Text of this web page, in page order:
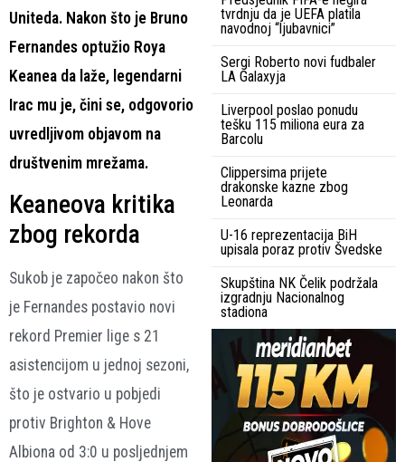
Uniteda. Nakon što je Bruno
Fernandes optužio Roya
Keanea da laže, legendarni
Irac mu je, čini se, odgovorio
uvredljivom objavom na
društvenim mrežama.
Keaneova kritika
zbog rekorda
Sukob je započeo nakon što
je Fernandes postavio novi
rekord Premier lige s 21
asistencijom u jednoj sezoni,
što je ostvario u pobjedi
protiv Brighton & Hove
Albiona od 3:0 u posljednjem
tvrdnju da je UEFA platila
navodnoj “ljubavnici”
Sergi Roberto novi fudbaler
LA Galaxyja
Liverpool poslao ponudu
tešku 115 miliona eura za
Barcolu
Clippersima prijete
drakonske kazne zbog
Leonarda
U-16 reprezentacija BiH
upisala poraz protiv Švedske
Skupština NK Čelik podržala
izgradnju Nacionalnog
stadiona